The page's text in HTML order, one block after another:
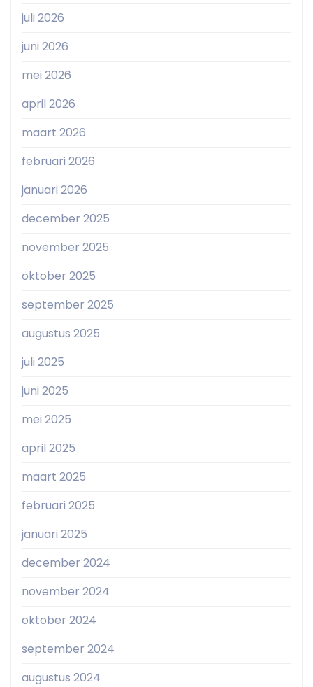
juli 2026
juni 2026
mei 2026
april 2026
maart 2026
februari 2026
januari 2026
december 2025
november 2025
oktober 2025
september 2025
augustus 2025
juli 2025
juni 2025
mei 2025
april 2025
maart 2025
februari 2025
januari 2025
december 2024
november 2024
oktober 2024
september 2024
augustus 2024